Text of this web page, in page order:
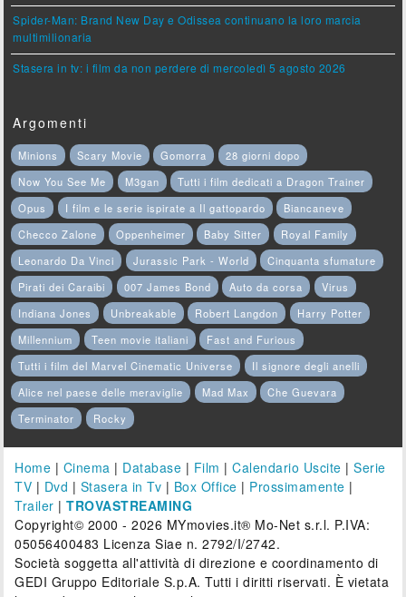
Spider-Man: Brand New Day e Odissea continuano la loro marcia
multimilionaria
Stasera in tv: i film da non perdere di mercoledì 5 agosto 2026
Argomenti
Minions Scary Movie Gomorra
28 giorni dopo
Now You See Me
M3gan
Tutti i film dedicati a Dragon Trainer
Opus
I film e le serie ispirate a Il gattopardo
Biancaneve
Checco Zalone
Oppenheimer Baby Sitter
Royal Family
Leonardo Da Vinci
Jurassic Park - World
Cinquanta sfumature
Pirati dei Caraibi
007 James Bond Auto da corsa
Virus
Indiana Jones
Unbreakable Robert Langdon
Harry Potter
Millennium
Teen movie italiani
Fast and Furious
Tutti i film del Marvel Cinematic Universe
Il signore degli anelli
Alice nel paese delle meraviglie
Mad Max
Che Guevara
Terminator
Rocky
Home | Cinema | Database | Film |Calendario Uscite |Serie
TV | Dvd | Stasera in Tv | Box Office | Prossimamente |
Trailer |TROVASTREAMING
Copyright© 2000 - 2026 MYmovies.it® Mo-Net s.r.l. P.IVA:
05056400483 Licenza Siae n. 2792/I/2742.
Società soggetta all'attività di direzione e coordinamento di
GEDI Gruppo Editoriale S.p.A. Tutti i diritti riservati. È vietata